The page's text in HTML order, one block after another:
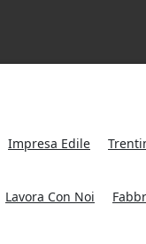
Impresa Edile
Lavora Con Noi